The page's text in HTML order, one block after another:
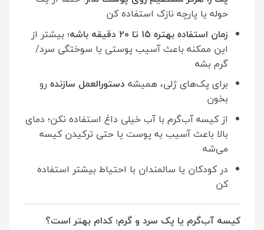
حوله یا پارچه نازک استفاده کن
زمان استفاده بهتره ۱۵ تا ۲۰ دقیقه باشه؛ بیشتر از
این ممکنه باعث آسیب پوستی یا سوختگی سرد/
گرم بشه
برای پک‌های ژلی، همیشه دستورالعمل سازندهرو
بخون
از کیسه آب‌گرم با آب خیلی داغ استفاده نکن؛ دمای
بالا باعث آسیب به پوست یا حتی ترکیدن کیسه
می‌شه
در کودکان یا سالمندان با احتیاط بیشتر استفاده
کن
کیسه آب‌گرم یا پک سرد و گرم؛ کدام بهتر است؟